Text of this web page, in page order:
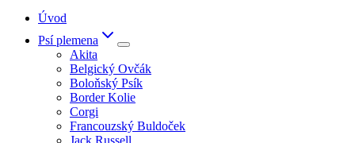
Úvod
Psí plemena
Akita
Belgický Ovčák
Boloňský Psík
Border Kolie
Corgi
Francouzský Buldoček
Jack Russell